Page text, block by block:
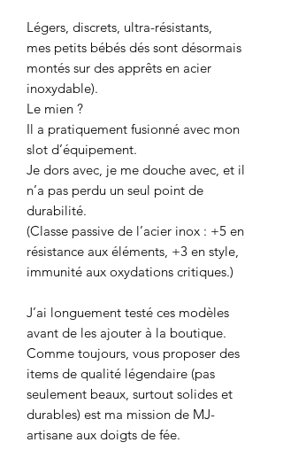
Légers, discrets, ultra-résistants,
mes petits bébés dés sont désormais
montés sur des apprêts en acier
inoxydable).
Le mien ?
Il a pratiquement fusionné avec mon
slot d’équipement.
Je dors avec, je me douche avec, et il
n’a pas perdu un seul point de
durabilité.
(Classe passive de l’acier inox : +5 en
résistance aux éléments, +3 en style,
immunité aux oxydations critiques.)
J’ai longuement testé ces modèles
avant de les ajouter à la boutique.
Comme toujours, vous proposer des
items de qualité légendaire (pas
seulement beaux, surtout solides et
durables) est ma mission de MJ-
artisane aux doigts de fée.